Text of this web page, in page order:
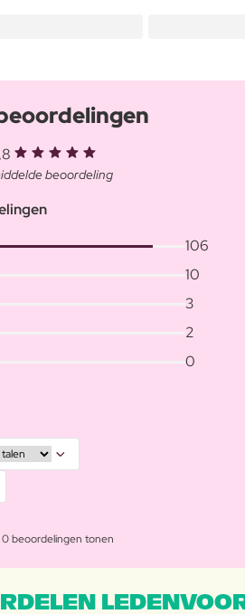
beoordeling
106
10
3
2
0
beoordelingen tonen